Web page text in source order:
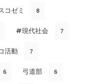
コゼミ 8
#現代社会 7
活動 7
6 弓道部 6